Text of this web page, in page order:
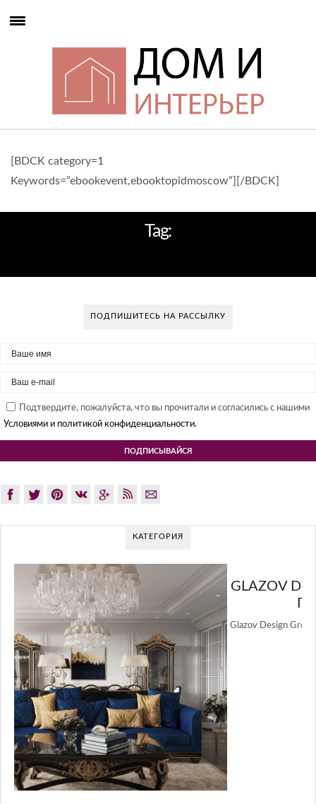
[BDCK category=1
Keywords=”ebookevent,ebooktopidmoscow”][/BDCK]
Tag:
ПОДПИШИТЕСЬ НА РАССЫЛКУ
Подтвердите, пожалуйста, что вы прочитали и согласились с нашими
Условиями и политикой конфиденциальности.
КАТЕГОРИЯ